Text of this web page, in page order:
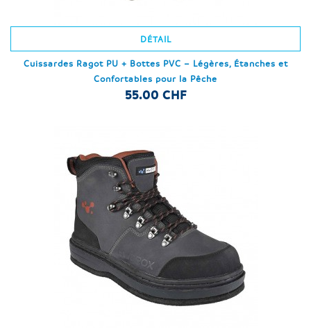
DÉTAIL
Cuissardes Ragot PU + Bottes PVC – Légères, Étanches et
Confortables pour la Pêche
55.00 CHF